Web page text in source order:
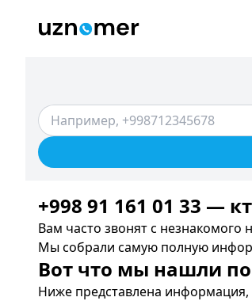
+998 91 161 01 33 —
Вам часто звонят с незнакомого
Мы собрали самую полную
Вот что мы нашли по
Ниже представлена